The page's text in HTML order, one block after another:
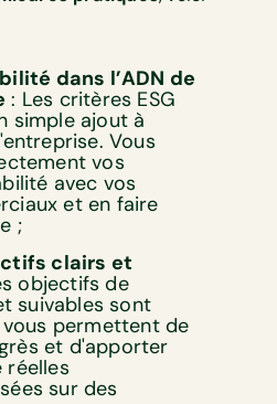
dans l’ADN de
: Les critères ESG
simple ajout à
Vous
vos
avec vos
et en faire
;
clairs et
objectifs de
suivables sont
permettent de
et d'apporter
réelles
sur des